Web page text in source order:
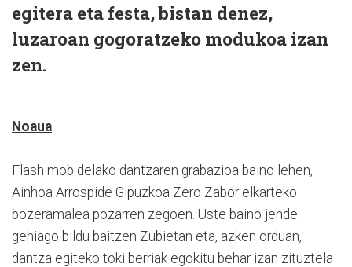
egitera eta festa, bistan denez,
luzaroan gogoratzeko modukoa izan
zen.
Noaua:
Flash mob delako dantzaren grabazioa baino lehen,
Ainhoa Arrospide Gipuzkoa Zero Zabor elkarteko
bozeramalea pozarren zegoen. Uste baino jende
gehiago bildu baitzen Zubietan eta, azken orduan,
dantza egiteko toki berriak egokitu behar izan zituztela